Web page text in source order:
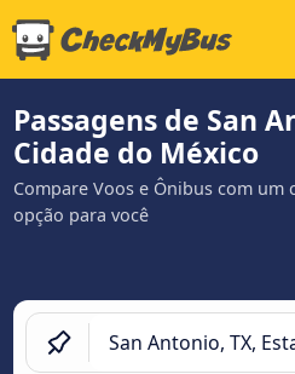
Passagens de San
Cidade do México
Compare Voos e Ônibus com
opção para você